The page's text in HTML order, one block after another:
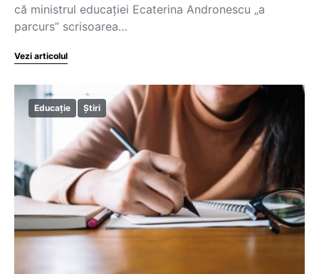
că ministrul educaţiei Ecaterina Andronescu „a
parcurs” scrisoarea…
Vezi articolul
Educație Știri